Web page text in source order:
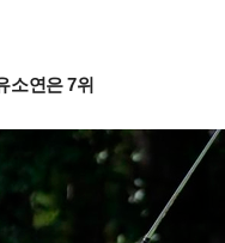
소연은 7위